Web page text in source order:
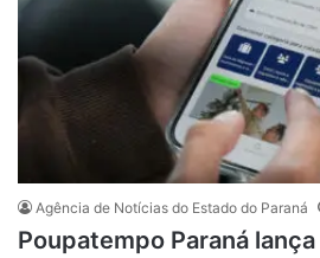
Agência de Notícias do Estado do Paraná
Poupatempo Paraná